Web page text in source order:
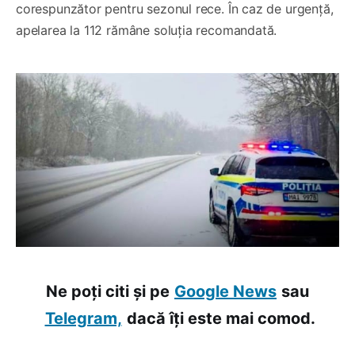
corespunzător pentru sezonul rece. În caz de urgență,
apelarea la 112 rămâne soluția recomandată.
Ne poți citi și pe Google News sau
Telegram, dacă îți este mai comod.